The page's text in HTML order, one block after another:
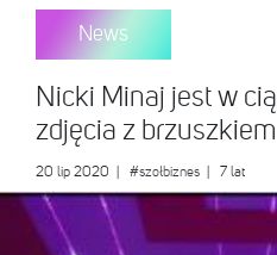
News
Nicki Minaj jest w
zdjęcia z brzuszkiem
20 lip 2020 #szołbiznes | 7 lat